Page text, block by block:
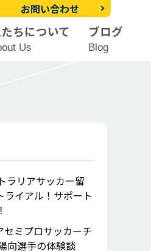
ちについて
Us
ブログ
Blog
お問い合わせ
ラリアサッカー留
ライアル！サポート
セミプロサッカーチ
向選手の体験談